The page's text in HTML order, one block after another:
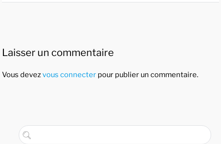
Laisser un commentaire
Vous devezvous connecter pour publier un commentaire.